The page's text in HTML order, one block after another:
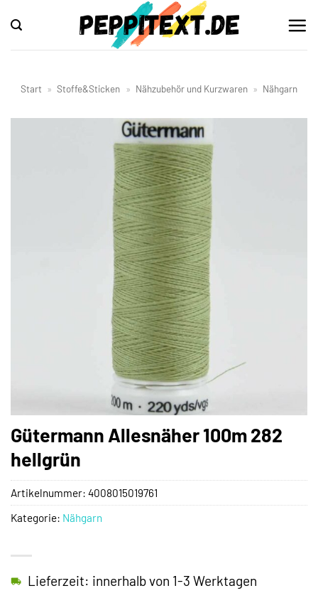
Inhalt
springen
Start » Stoffe&Sticken » Nähzubehör und Kurzwaren » Nähgarn
Gütermann Allesnäher 100m 282
hellgrün
Lieferzeit: innerhalb von 1-3 Werktagen
Artikelnummer: 4008015019761
Kategorie: Nähgarn